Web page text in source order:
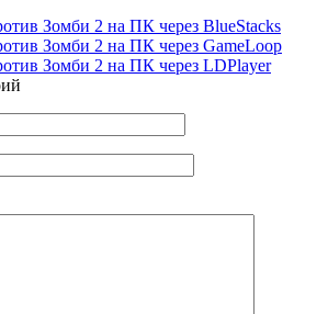
Зомби 2 на ПК через BlueStacks
Зомби 2 на ПК через GameLoop
Зомби 2 на ПК через LDPlayer